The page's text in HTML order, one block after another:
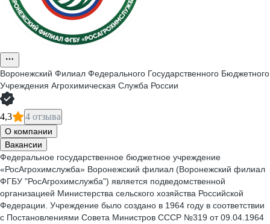
Воронежский Филиал Федерального Государственного Бюджетного
Учреждения Агрохимическая Служба России
4,3 4 отзыва
О компании
Вакансии
Федеральное государственное бюджетное учреждение
«РосАгрохимслужба» Воронежский филиал (Воронежский филиал
ФГБУ "РосАгрохимслужба") является подведомственной
организацией Министерства сельского хозяйства Российской
Федерации. Учреждение было создано в 1964 году в соответствии
с Постановлениями Совета Министров СССР №319 от 09.04.1964